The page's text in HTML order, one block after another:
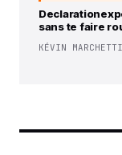
sans te faire
KÉVIN